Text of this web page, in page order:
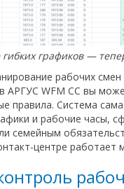
гибких графиков —
рабочих
АРГУС WFM CC вы
правила. Система
и рабочие часы,
семейным
центре